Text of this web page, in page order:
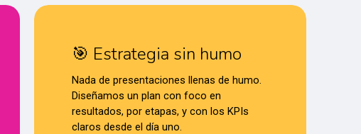
🎯 Estrategia sin humo
Nada de presentaciones llenas de humo.
Diseñamos un plan con foco en
resultados, por etapas, y con los KPIs
claros desde el día uno.